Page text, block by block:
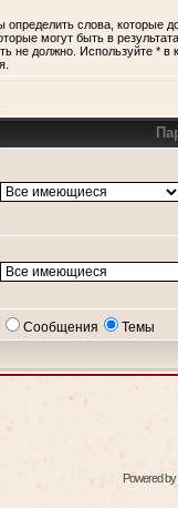
определить слова, которые
могут быть в
не должно. Используйте * в
Сообщения Темы
Powered by